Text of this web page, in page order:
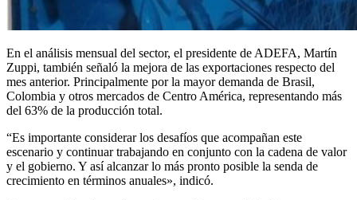
En el análisis mensual del sector, el presidente de ADEFA, Martín
Zuppi, también señaló la mejora de las exportaciones respecto del
mes anterior. Principalmente por la mayor demanda de Brasil,
Colombia y otros mercados de Centro América, representando más
del 63% de la producción total.
“Es importante considerar los desafíos que acompañan este
escenario y continuar trabajando en conjunto con la cadena de valor
y el gobierno. Y así alcanzar lo más pronto posible la senda de
crecimiento en términos anuales», indicó.